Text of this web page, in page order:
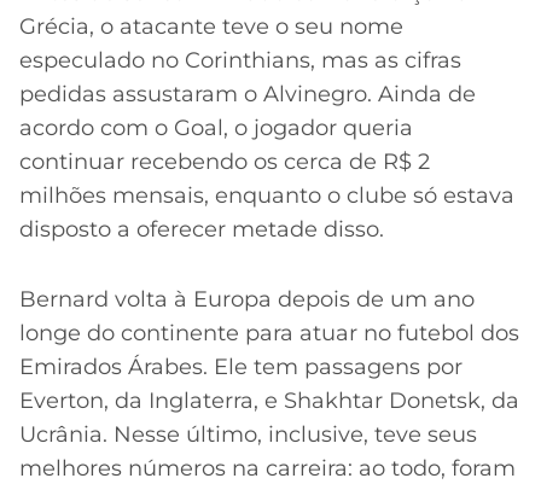
Grécia, o atacante teve o seu nome
especulado no Corinthians, mas as cifras
pedidas assustaram o Alvinegro. Ainda de
acordo com o Goal, o jogador queria
continuar recebendo os cerca de R$ 2
milhões mensais, enquanto o clube só estava
disposto a oferecer metade disso.
Bernard volta à Europa depois de um ano
longe do continente para atuar no futebol dos
Emirados Árabes. Ele tem passagens por
Everton, da Inglaterra, e Shakhtar Donetsk, da
Ucrânia. Nesse último, inclusive, teve seus
melhores números na carreira: ao todo, foram